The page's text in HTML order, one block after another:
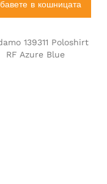
в кошницата